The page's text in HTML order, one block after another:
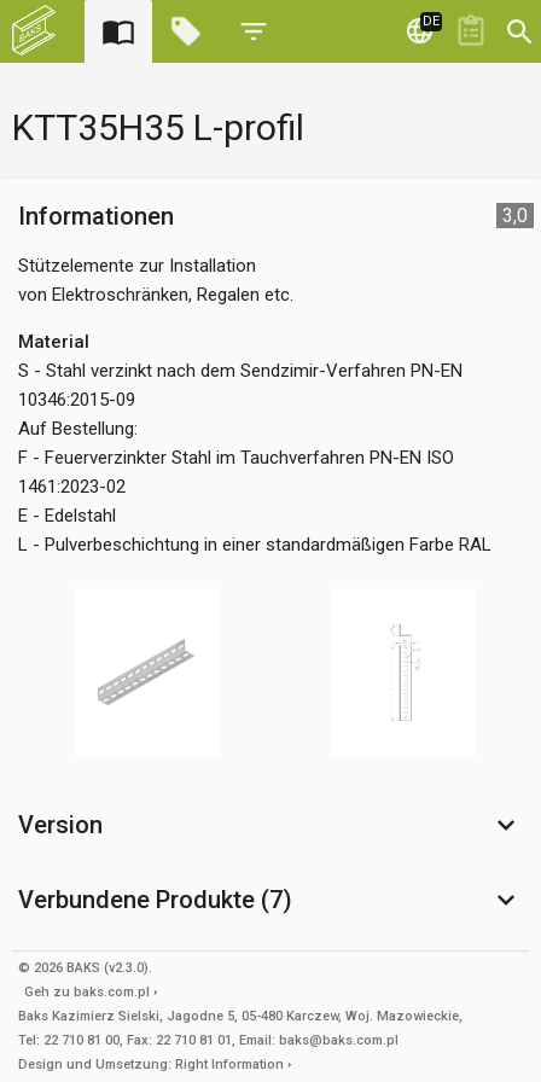
DE
KTT35H35 L-profil
3,0
Informationen
Stützelemente zur Installation
von Elektroschränken, Regalen etc.
Material
S - Stahl verzinkt nach dem Sendzimir-Verfahren PN-EN
10346:2015-09
Auf Bestellung:
F - Feuerverzinkter Stahl im Tauchverfahren PN-EN ISO
1461:2023-02
E - Edelstahl
L - Pulverbeschichtung in einer standardmäßigen Farbe RAL
Version
Verbundene Produkte (7)
© 2026 BAKS (v2.3.0).
Geh zu baks.com.pl
Baks Kazimierz Sielski, Jagodne 5, 05-480 Karczew, Woj. Mazowieckie,
Tel: 22 710 81 00, Fax: 22 710 81 01, Email: baks@baks.com.pl
Design und Umsetzung: Right Information